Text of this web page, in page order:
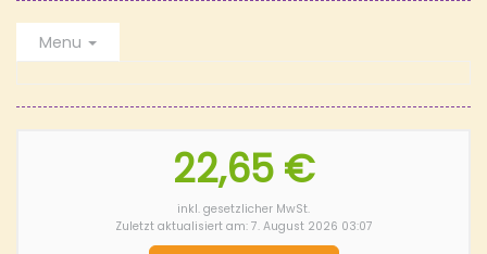
Menu
22,65 €
inkl. gesetzlicher MwSt.
Zuletzt aktualisiert am: 7. August 2026 03:07